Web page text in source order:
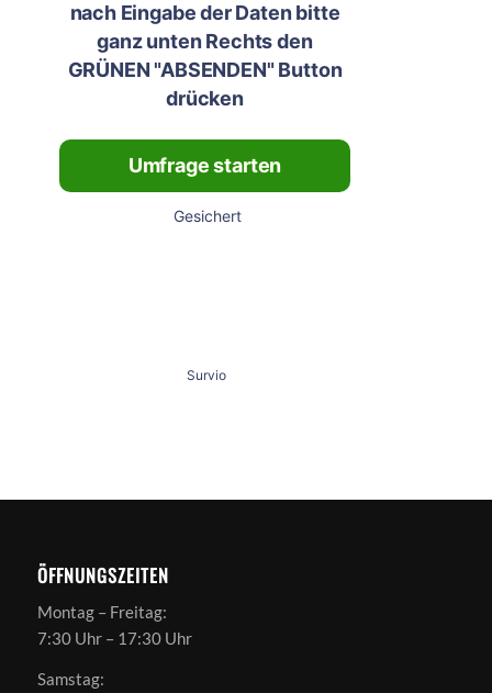
ÖFFNUNGSZEITEN
Montag – Freitag:
7:30 Uhr – 17:30 Uhr
Samstag: